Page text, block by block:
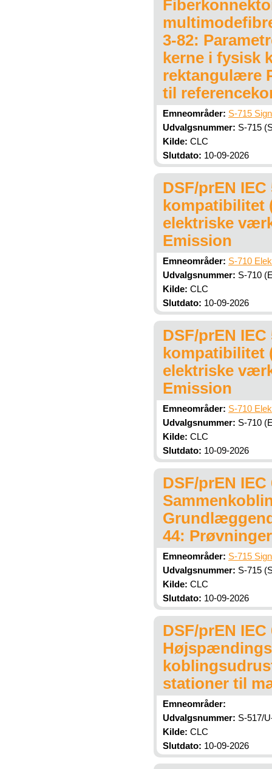
3-82:
kerne i fysisk
rektangulære
til
Emneområder: S-715
Udvalgsnummer: S-715
Kilde: CLC
Slutdato: 10-09-2026
DSF/prEN
kompatibilitet
elektriske
Emission
Emneområder: S-710
Udvalgsnummer: S-710
Kilde: CLC
Slutdato: 10-09-2026
DSF/prEN
kompatibilitet
elektriske
Emission
Emneområder: S-710
Udvalgsnummer: S-710
Kilde: CLC
Slutdato: 10-09-2026
DSF/prEN
44:
Emneområder: S-715
Udvalgsnummer: S-715
Kilde: CLC
Slutdato: 10-09-2026
DSF/prEN IEC
stationer til
Emneområder:
Udvalgsnummer: S-517/
Kilde: CLC
Slutdato: 10-09-2026